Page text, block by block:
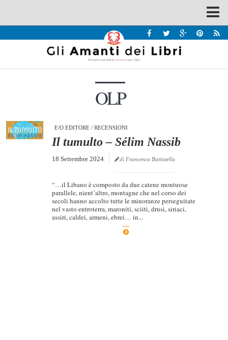
Recensioni
Interviste & Incontri
Chi siamo
OLP
E/O EDITORE/ RECENSIONI
Il tumulto – Sélim Nassib
18 Settembre 2024 di Francesca Battistella
“…il Libano è composto da due catene montuose
parallele, nient’altro, montagne che nel corso dei
secoli hanno accolto tutte le minoranze perseguitate
nel vasto entroterra, maroniti, sciiti, drusi, siriaci,
assiri, caldei, armeni, ebrei… in...